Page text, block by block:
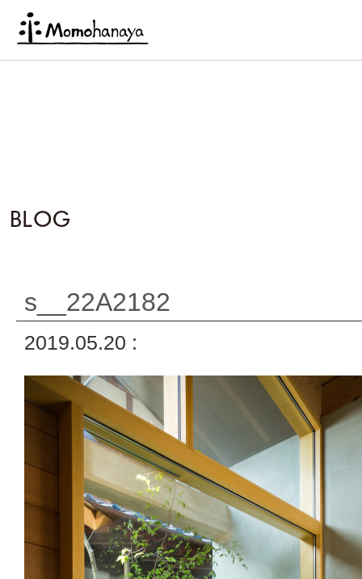
s__22A2182
2019.05.20 :